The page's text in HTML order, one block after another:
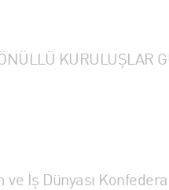
KURULUŞLAR
ve İş Dünyası